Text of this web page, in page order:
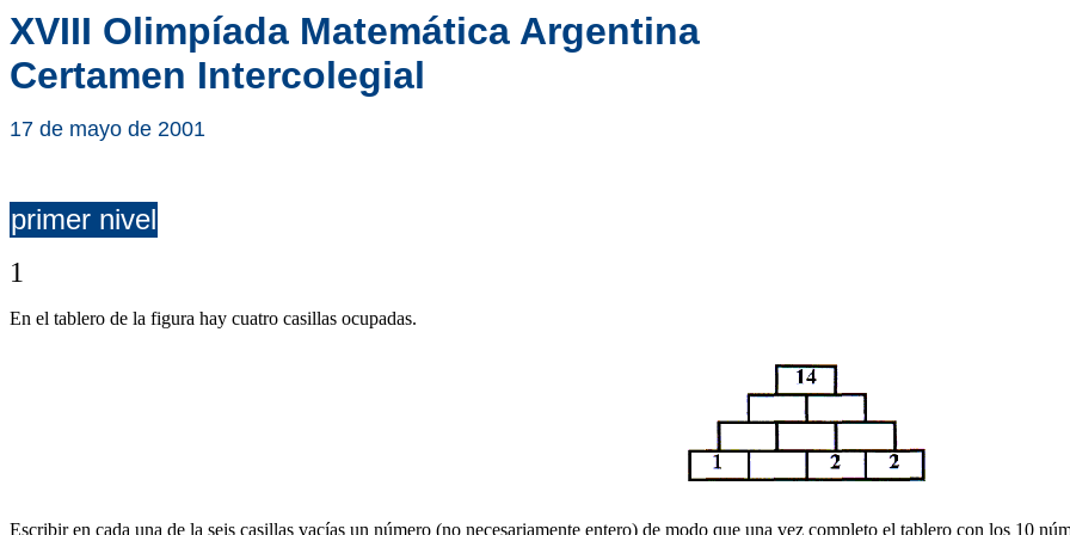
XVIII Olimpíada Matemática Argentina
Certamen Intercolegial
17 de mayo de 2001
primer nivel
1
En el tablero de la figura hay cuatro casillas ocupadas.
Escribir en cada una de la seis casillas vacías un número (no necesariamente entero) de modo que una vez completo el tablero con los 10